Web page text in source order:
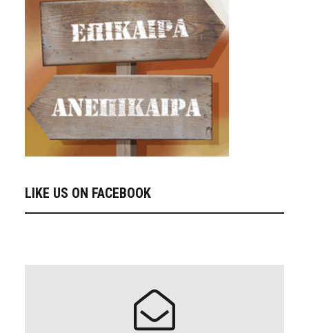
LIKE US ON FACEBOOK